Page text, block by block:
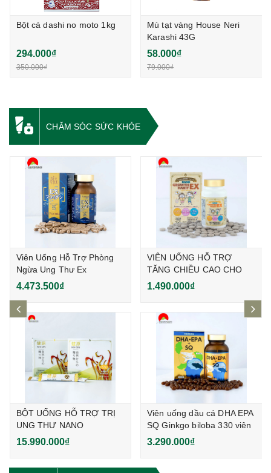
Bột cá dashi no moto 1kg
294.000₫
350.000₫
Mù tạt vàng House Neri
Karashi 43G
58.000₫
79.000₫
CHĂM SÓC SỨC KHỎE
Viên Uống Hỗ Trợ Phòng
Ngừa Ung Thư Ex
Fucoidan Nhật Bản
4.473.500₫
BỘT UỐNG HỖ TRỢ TRỊ
UNG THƯ NANO
FUCOIDAN KENGEN THẾ
15.990.000₫
VIÊN UỐNG HỖ TRỢ
TĂNG CHIỀU CAO CHO
TRẺ NANO GROWTH
1.490.000₫
Viên uống dầu cá DHA EPA
SQ Ginkgo biloba 330 viên
3.290.000₫